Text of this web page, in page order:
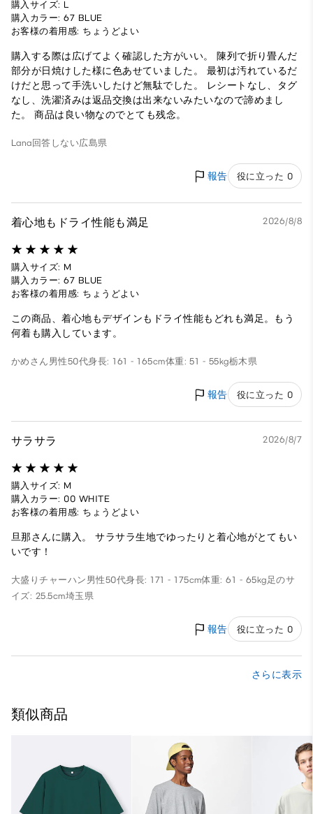
購入サイズ: L
購入カラー: 67 BLUE
お客様の着用感: ちょうどよい
購入する際は広げてよく確認した方がいい。 陳列で折り畳んだ
部分が日焼けした様に色あせていました。 最初は汚れているだ
けだと思って手洗いしたけど無駄でした。 レシートなし、タグ
なし、洗濯済みは返品交換は出来ないみたいなので諦めまし
た。 商品は良い物なのでとても残念。
Lana 回答しない広島県
報告 役に立った 0
着心地もドライ性能も満足 2026/8/8
購入サイズ: M
購入カラー: 67 BLUE
お客様の着用感: ちょうどよい
この商品、着心地もデザインもドライ性能もどれも満足。もう
何着も購入しています。
かめさん 男性50代身長: 161 - 165cm体重: 51 - 55kg栃木県
報告 役に立った 0
サラサラ 2026/8/7
購入サイズ: M
購入カラー: 00 WHITE
お客様の着用感: ちょうどよい
旦那さんに購入。 サラサラ生地でゆったりと着心地がとてもい
いです！
大盛りチャーハン 男性50代身長: 171 - 175cm体重: 61 - 65kg足のサ
イズ: 25.5cm埼玉県
報告 役に立った 0
さらに表示
類似商品